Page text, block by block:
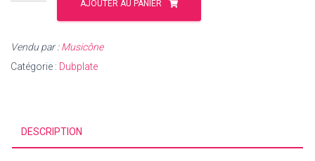
-
Batche
AJOUTER AU PANIER
Vendu par :Musicône
Catégorie : Dubplate
DESCRIPTION